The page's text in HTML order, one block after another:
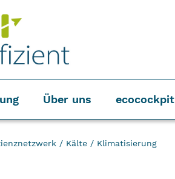
Über uns ecocockpit
/ Kälte / Klimatisierung